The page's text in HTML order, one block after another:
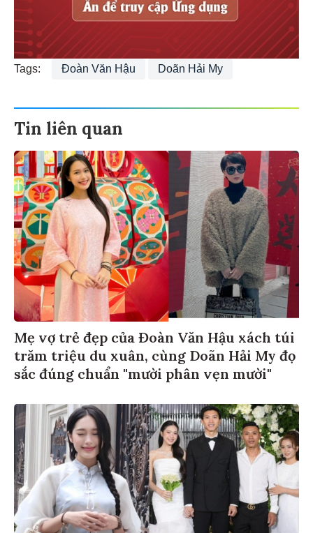
Tags: Đoàn Văn Hậu Doãn Hải My
Tin liên quan
Mẹ vợ trẻ đẹp của Đoàn Văn Hậu xách túi
trăm triệu du xuân, cùng Doãn Hải My đọ
sắc đúng chuẩn "mười phân vẹn mười"